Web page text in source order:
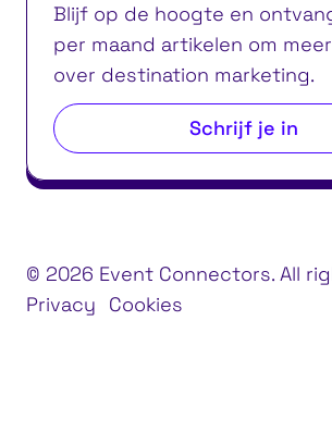
Blijf op de hoogte en
per maand artikelen om
over destination marketing.
Schrijf je in
© 2026 Event Connectors. All
Privacy
Cookies